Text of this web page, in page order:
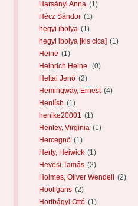
Harsányi Anna (1)
Hécz Sándor (1)
hegyi ibolya (1)
hegyi ibolya [kis cica] (1)
Heine (1)
Heinrich Heine
(0)
Heltai Jenő (2)
Hemingway, Ernest (4)
Heníísh (1)
henike20001
(1)
Henley, Virginia (1)
Hercegnő (1)
Herty, Heiwick (1)
Hevesi Tamás (2)
Holmes, Oliver Wendell
(2)
Hooligans (2)
Hortbágyi Ottó (1)